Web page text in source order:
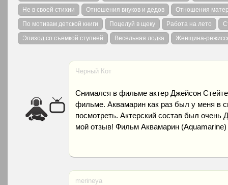
Не в своей стихии
Отношения внуков и дедов
Отношения
По мотивам детской книги
Поцелуй в щеку Работа на лето
Эпизод со съемкой ступней
Весельная лодка Женщина-
Черный Кот
Снимался в фильме актер Джейсон
фильме. Аквамарин как раз был у меня в
посмотреть. Актерский состав был очень
мой отзыв! Фильм Аквамарин
merineya